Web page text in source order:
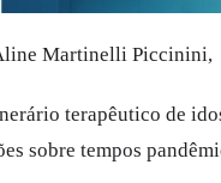
Martinelli Piccinini,
terapêutico de
sobre tempos